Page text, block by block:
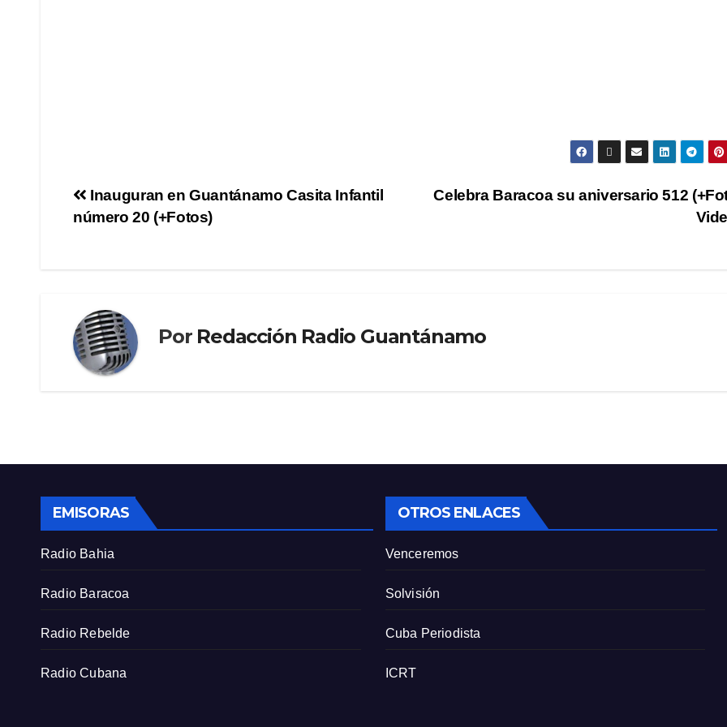
Celebra Baracoa su aniversario 512
Inauguran en Guantánamo Casita Infantil
número 20 (+Fotos)
Por Redacción Radio Guantánamo
EMISORAS
Radio Bahia
Radio Baracoa
Radio Rebelde
Radio Cubana
OTROS ENLACES
Venceremos
Solvisión
Cuba Periodista
ICRT